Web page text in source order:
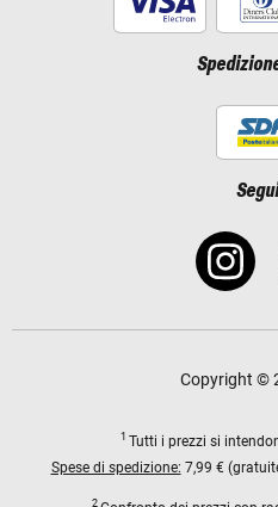
Copyright ©
1 Tutti i prezzi si
Spese di spedizione: 7,99 €
2